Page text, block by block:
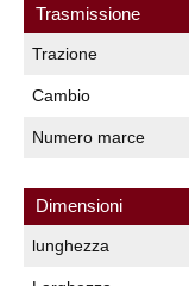
Trasmissione
Trazione
Cambio
Numero marce
Dimensioni
lunghezza